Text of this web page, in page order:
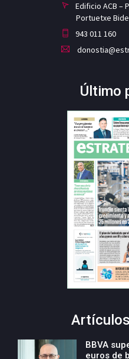
Edificio ACB –
Portuetxe
943 011 160
Último
BBVA
euros de